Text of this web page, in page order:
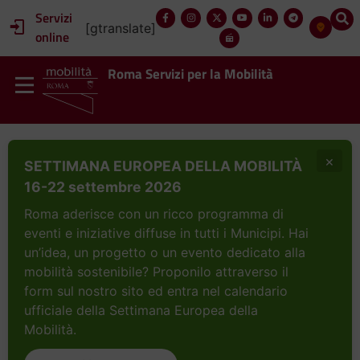
Servizi
online
[gtranslate]
Roma Servizi per la Mobilità
SETTIMANA EUROPEA DELLA MOBILITÀ
16-22 settembre 2026
Roma aderisce con un ricco programma di
eventi e iniziative diffuse in tutti i Municipi. Hai
un’idea, un progetto o un evento dedicato alla
mobilità sostenibile? Proponilo attraverso il
form sul nostro sito ed entra nel calendario
ufficiale della Settimana Europea della
Mobilità.
×